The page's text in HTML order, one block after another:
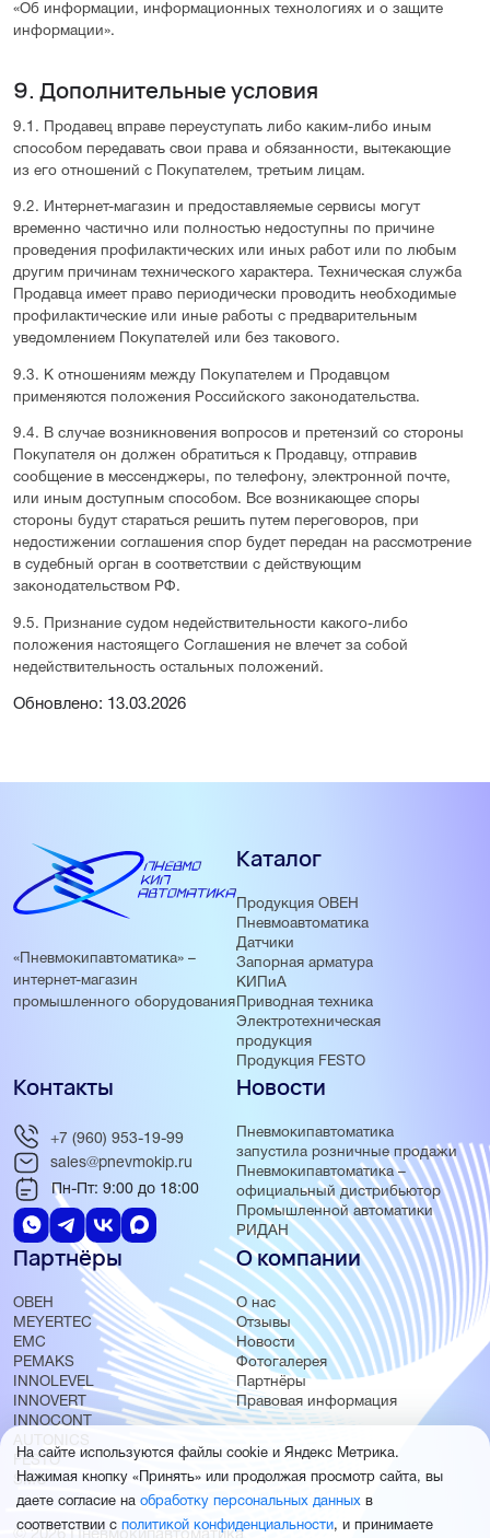
«Об информации, информационных технологиях и о защите
информации».
9. Дополнительные условия
9.1. Продавец вправе переуступать либо каким-либо иным
способом передавать свои права и обязанности, вытекающие
из его отношений с Покупателем, третьим лицам.
9.2. Интернет-магазин и предоставляемые сервисы могут
временно частично или полностью недоступны по причине
проведения профилактических или иных работ или по любым
другим причинам технического характера. Техническая служба
Продавца имеет право периодически проводить необходимые
профилактические или иные работы с предварительным
уведомлением Покупателей или без такового.
9.3. К отношениям между Покупателем и Продавцом
применяются положения Российского законодательства.
9.4. В случае возникновения вопросов и претензий со стороны
Покупателя он должен обратиться к Продавцу, отправив
сообщение в мессенджеры, по телефону, электронной почте,
или иным доступным способом. Все возникающее споры
стороны будут стараться решить путем переговоров, при
недостижении соглашения спор будет передан на рассмотрение
в судебный орган в соответствии с действующим
законодательством РФ.
9.5. Признание судом недействительности какого-либо
положения настоящего Соглашения не влечет за собой
недействительность остальных положений.
Обновлено: 13.03.2026
«Пневмокипавтоматика» –
интернет-магазин
промышленного оборудования
Каталог
Продукция ОВЕН
Пневмоавтоматика
Датчики
Запорная арматура
КИПиА
Приводная техника
Электротехническая
продукция
Продукция FESTO
Новости
Пневмокипавтоматика
запустила розничные продажи
Пневмокипавтоматика –
официальный дистрибьютор
Промышленной автоматики
РИДАН
Партнёры
ОВЕН
MEYERTEC
EMC
PEMAKS
INNOLEVEL
INNOVERT
INNOCONT
AUTONICS
FESTO
SMC
О компании
О нас
Отзывы
Новости
Фотогалерея
Партнёры
Правовая информация
Контакты
+7 (960) 953-19-99
sales@pnevmokip.ru
Пн-Пт: 9:00 до 18:00
© 2026 Пневмокипавтоматика
На сайте используются файлы cookie и Яндекс Метрика.
Нажимая кнопку «Принять» или продолжая просмотр сайта, вы
даете согласие на обработку персональных данных в
соответствии с политикой конфиденциальности, и принимаете